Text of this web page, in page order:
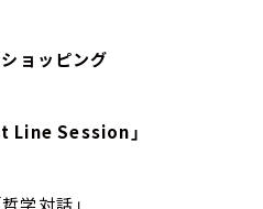
ョッピング
Session」
学対話」